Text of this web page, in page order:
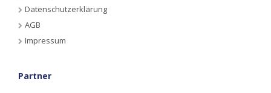
Datenschutzerklärung
AGB
Impressum
Partner